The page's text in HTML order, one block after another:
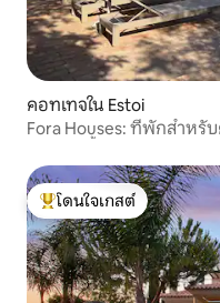
คอทเทจใน Estoi
Fora Houses: ที่พักสำหรั
โดนใจเกสต์ที่สุด
โดนใจเกสต์